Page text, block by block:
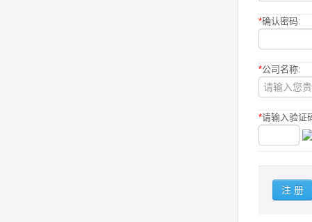
*确认密码:
*公司名称:
*请输入验证